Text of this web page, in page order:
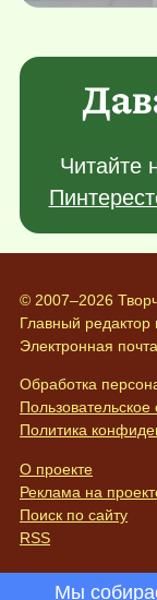
Читайте
© 2007–2026
Главный редактор
Электронная
Обработка
Политика
О проекте
Реклама на
Поиск по сайту
RSS
Мы